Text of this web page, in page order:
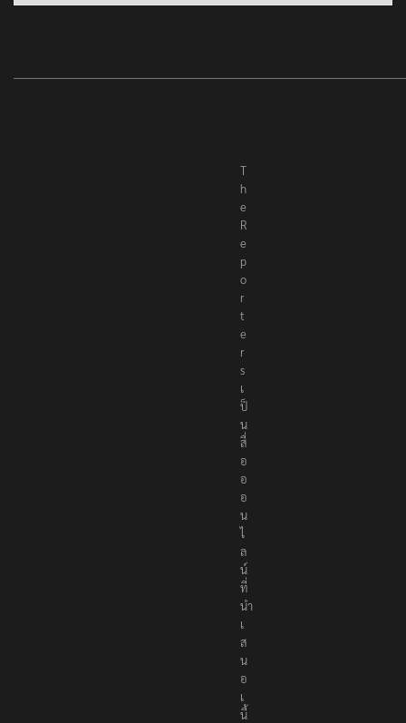
T
h
e
R
e
p
o
r
t
e
r
s
เ
ป็
น
สื่
อ
อ
อ
น
ไ
ล
น์
ที่
นำ
เ
ส
น
อ
เ